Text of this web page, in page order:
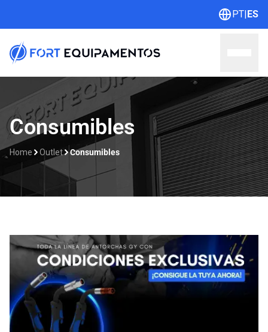
PT|ES
Sobre nosotros
Contacto
Consumibles
Home Outlet Consumibles